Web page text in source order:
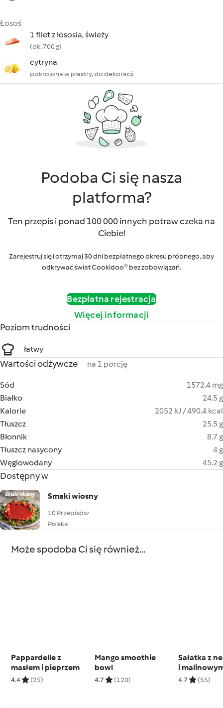
Łosoś
1 filet z łososia, świeży
(ok. 700 g)
cytryna
pokrojona w plastry, do dekoracji
Podoba Ci się nasza
platforma?
Ten przepis i ponad 100 000 innych potraw czeka na
Ciebie!
Zarejestruj się i otrzymaj 30 dni bezpłatnego okresu próbnego, aby
odkrywać świat Cookidoo® bez zobowiązań.
Bezpłatna rejestracja
Więcej informacji
Poziom trudności
łatwy
Wartości odżywcze na 1 porcję
Sód
1572.4 mg
Białko
24.5 g
Kalorie
2052 kJ / 490.4 kcal
Tłuszcz
25.5 g
Błonnik
8.7 g
Tłuszcz nasycony
4 g
Węglowodany
45.2 g
Dostępny w
Smaki wiosny
10 Przepisów
Polska
Może spodoba Ci się również...
Pappardelle z
masłem i pieprzem
4.4 (25)
Mango smoothie
bowl
4.7 (120)
Sałatka z
i
dressingiem
4.7 (55)